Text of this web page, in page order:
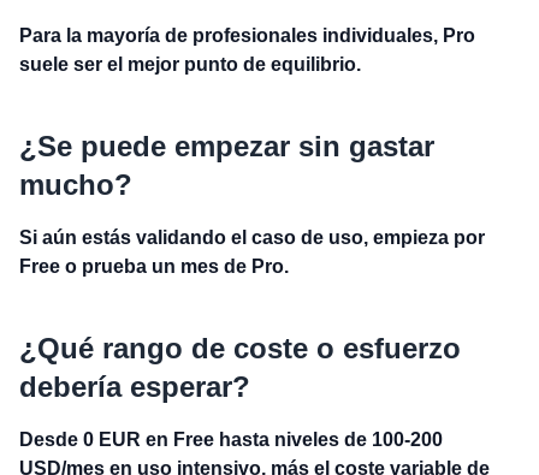
Para la mayoría de profesionales individuales, Pro
suele ser el mejor punto de equilibrio.
¿Se puede empezar sin gastar
mucho?
Si aún estás validando el caso de uso, empieza por
Free o prueba un mes de Pro.
¿Qué rango de coste o esfuerzo
debería esperar?
Desde 0 EUR en Free hasta niveles de 100-200
USD/mes en uso intensivo, más el coste variable de